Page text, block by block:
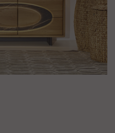
+
+